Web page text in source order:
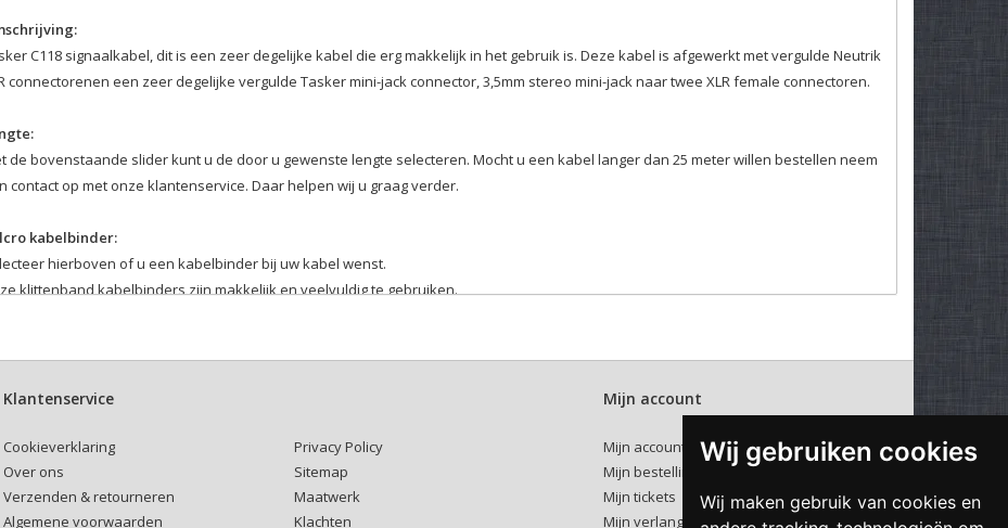
Wij gebruiken cookies
Wij maken gebruik van cookies en
C118 signaalkabel, dit is een zeer degelijke kabel die erg makkelijk in het gebruik is. Deze kabel is afgewerkt met vergulde Neutrik
connectorenen een zeer degelijke vergulde Tasker mini-jack connector, 3,5mm stereo mini-jack naar twee XLR female connectoren.
de bovenstaande slider kunt u de door u gewenste lengte selecteren. Mocht u een kabel langer dan 25 meter willen bestellen neem
contact op met onze klantenservice. Daar helpen wij u graag verder.
kabelbinder:
hierboven of u een kabelbinder bij uw kabel wenst.
klittenband kabelbinders zijn makkelijk en veelvuldig te gebruiken.
Klantenservice
Cookieverklaring
Over ons
Verzenden & retourneren
Algemene voorwaarden
Privacy Policy
Sitemap
Maatwerk
Klachten
Mijn account
Mijn account
Mijn bestellingen
Mijn tickets
Mijn verlanglijst